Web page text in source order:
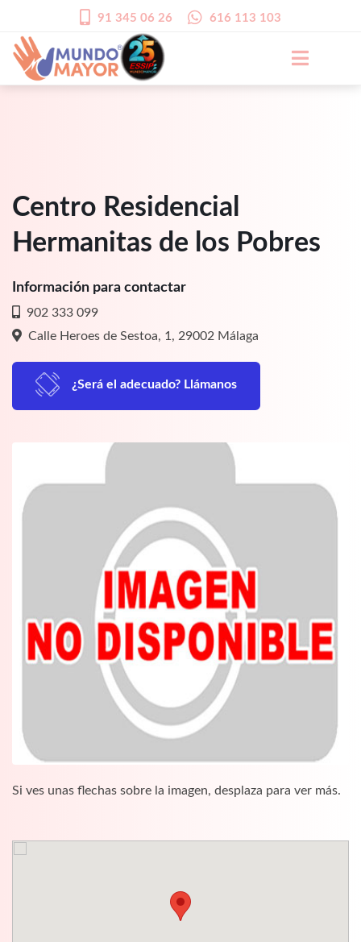
91 345 06 26 616 113 103
Centro Residencial
Hermanitas de los Pobres
Información para contactar
902 333 099
Calle Heroes de Sestoa, 1, 29002 Málaga
¿Será el adecuado? Llámanos
Si ves unas flechas sobre la imagen, desplaza para ver más.